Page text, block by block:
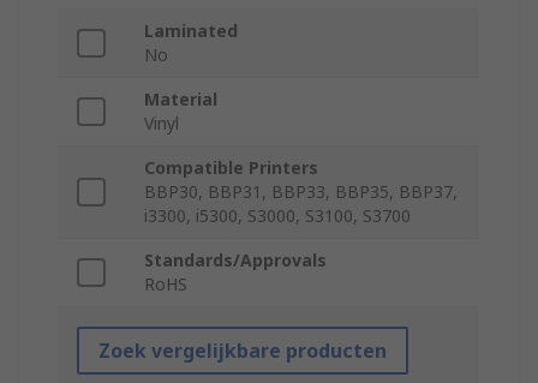
Laminated
No
Material
Vinyl
Compatible Printers
BBP30, BBP31, BBP33, BBP35, BBP37,
i3300, i5300, S3000, S3100, S3700
Standards/Approvals
RoHS
Zoek vergelijkbare producten